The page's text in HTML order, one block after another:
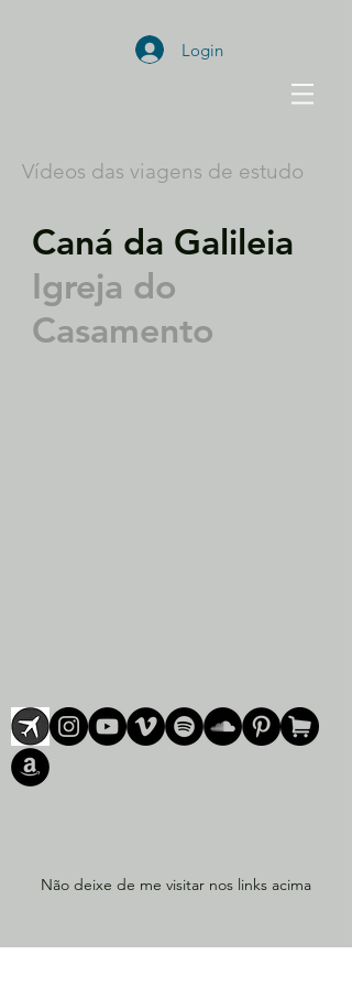
Login
Vídeos das viagens de estudo
Caná da Galileia
Igreja do
Casamento
Não deixe de me visitar nos links acima